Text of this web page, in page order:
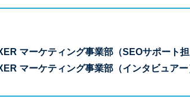
マーケティング事業部（SEOサポート担
マーケティング事業部（インタビュアー